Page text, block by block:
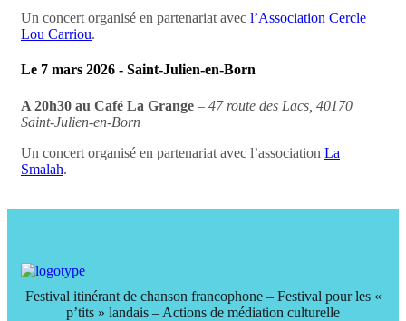
Un concert organisé en partenariat avec l’Association Cercle
Lou Carriou.
Le 7 mars 2026 - Saint-Julien-en-Born
A 20h30 au Café La Grange – 47 route des Lacs, 40170
Saint-Julien-en-Born
Un concert organisé en partenariat avec l’association La
Smalah.
Festival itinérant de chanson francophone – Festival pour les «
p’tits » landais – Actions de médiation culturelle